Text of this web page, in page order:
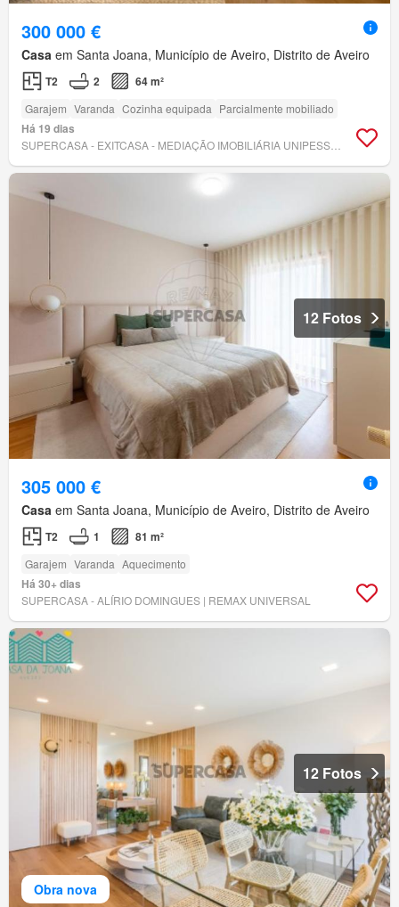
300 000 €
Casa em Santa Joana, Município de Aveiro, Distrito de Aveiro
T2 2 64 m²
Garajem Varanda Cozinha equipada Parcialmente mobiliado
Há 19 dias
12 Fotos
305 000 €
Casa em Santa Joana, Município de Aveiro, Distrito de Aveiro
T2 1 81 m²
Garajem Varanda Aquecimento
Há 30+ dias
SUPERCASA - ALÍRIO DOMINGUES | REMAX UNIVERSAL
Obra nova
12 Fotos